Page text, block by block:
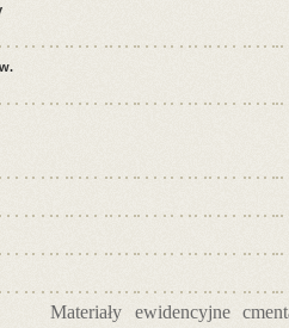
Materiały ewidencyjne